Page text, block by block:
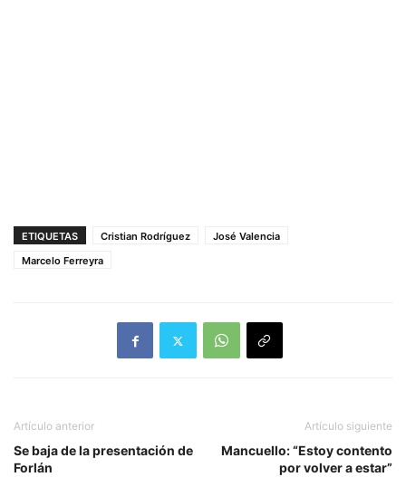
ETIQUETAS Cristian Rodríguez
José Valencia
Marcelo Ferreyra
Artículo anterior
Se baja de la presentación de
Forlán
Artículo siguiente
Mancuello: “Estoy contento
por volver a estar”